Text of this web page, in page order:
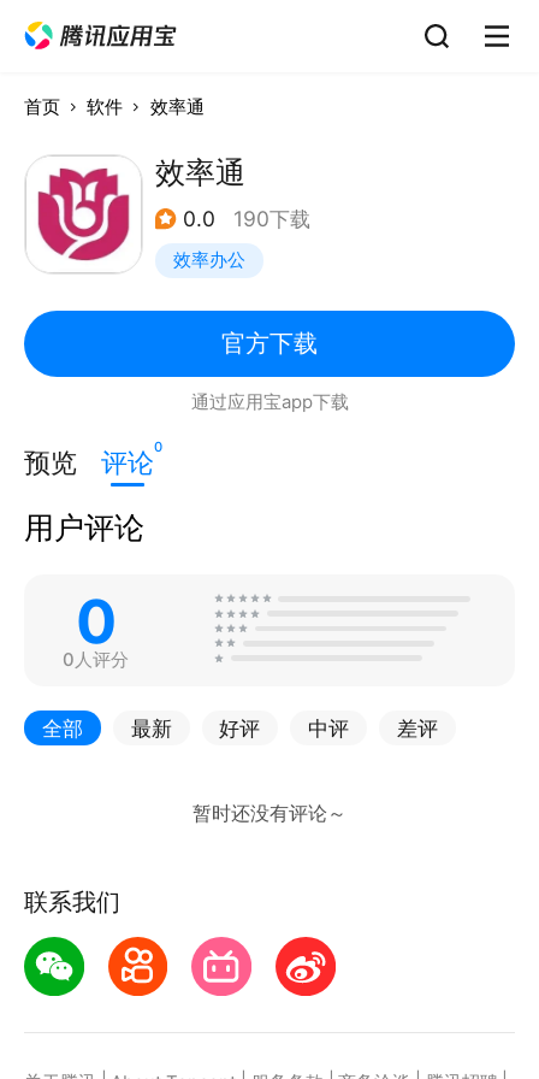
首页 软件 效率通
效率通
0.0 190下载
效率办公
官方下载
通过应用宝app下载
预览 评论0
用户评论
0
0人评分
全部 最新 好评 中评 差评
联系我们